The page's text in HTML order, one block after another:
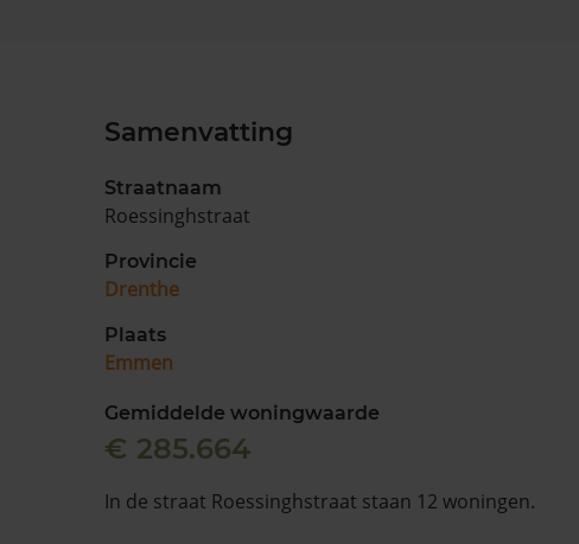
Samenvatting
Straatnaam
Roessinghstraat
Provincie
Drenthe
Plaats
Emmen
Gemiddelde woningwaarde
€ 285.664
In de straat Roessinghstraat staan 12 woningen.